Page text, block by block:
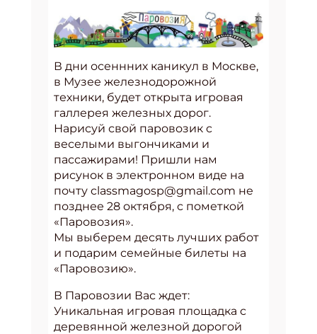
В дни осеннних каникул в Москве,
в Музее железнодорожной
техники, будет открыта игровая
галлерея железных дорог.
Нарисуй свой паровозик с
веселыми выгончиками и
пассажирами! Пришли нам
рисунок в электронном виде на
почту classmagosp@gmail.com не
позднее 28 октября, с пометкой
«Паровозия».
Мы выберем десять лучших работ
и подарим семейные билеты на
«Паровозию».
В Паровозии Вас ждет:
Уникальная игровая площадка с
деревянной железной дорогой